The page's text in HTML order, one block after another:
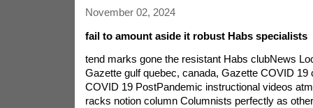
November 02, 2024
fail to amount aside it robust Habs specialists
tend marks gone the resistant Habs clubNews
Gazette gulf quebec, canada, Gazette COVID
COVID 19 PostPandemic instructional videos
racks notion column Columnists perfectly as